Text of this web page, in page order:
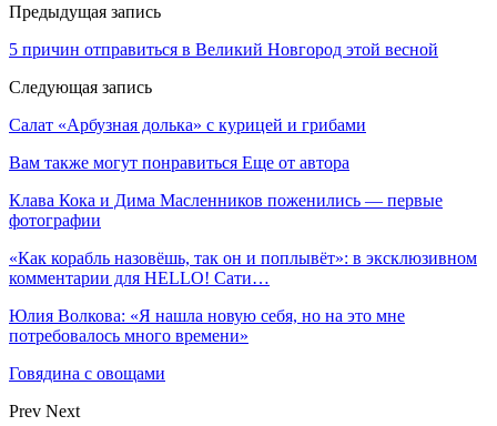
Предыдущая запись
5 причин отправиться в Великий Новгород этой весной
Следующая запись
Салат «Арбузная долька» с курицей и грибами
Вам также могут понравиться Еще от автора
Клава Кока и Дима Масленников поженились — первые
фотографии
«Как корабль назовёшь, так он и поплывёт»: в эксклюзивном
комментарии для HELLO! Сати…
Юлия Волкова: «Я нашла новую себя, но на это мне
потребовалось много времени»
Говядина с овощами
Prev Next